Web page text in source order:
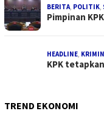
BERITA POLITIK
Pimpinan
HEADLINE
KPK
TREND EKONOMI